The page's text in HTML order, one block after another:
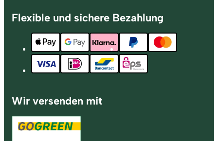
Flexible und sichere Bezahlung
Wir versenden mit